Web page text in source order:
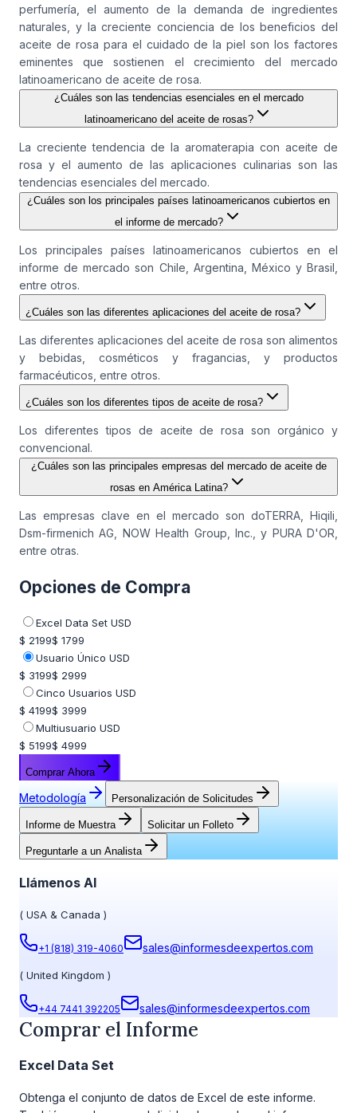
perfumería, el aumento de la demanda de ingredientes
naturales, y la creciente conciencia de los beneficios del
aceite de rosa para el cuidado de la piel son los factores
eminentes que sostienen el crecimiento del mercado
latinoamericano de aceite de rosa.
¿Cuáles son las tendencias esenciales en el mercado
latinoamericano del aceite de rosas?
La creciente tendencia de la aromaterapia con aceite de
rosa y el aumento de las aplicaciones culinarias son las
tendencias esenciales del mercado.
¿Cuáles son los principales países latinoamericanos cubiertos en
el informe de mercado?
Los principales países latinoamericanos cubiertos en el
informe de mercado son Chile, Argentina, México y Brasil,
entre otros.
¿Cuáles son las diferentes aplicaciones del aceite de rosa?
Las diferentes aplicaciones del aceite de rosa son alimentos
y bebidas, cosméticos y fragancias, y productos
farmacéuticos, entre otros.
¿Cuáles son los diferentes tipos de aceite de rosa?
Los diferentes tipos de aceite de rosa son orgánico y
convencional.
¿Cuáles son las principales empresas del mercado de aceite de
rosas en América Latina?
Las empresas clave en el mercado son doTERRA, Hiqili,
Dsm-firmenich AG, NOW Health Group, Inc., y PURA D'OR,
entre otras.
Opciones de Compra
Excel Data Set USD
$ 2199$ 1799
Usuario Único USD
$ 3199$ 2999
Cinco Usuarios USD
$ 4199$ 3999
Multiusuario USD
$ 5199$ 4999
Comprar Ahora
Metodología Personalización de Solicitudes
Informe de Muestra Solicitar un Folleto
Preguntarle a un Analista
Llámenos Al
( USA & Canada )
+1 (818) 319-4060 sales@informesdeexpertos.com
( United Kingdom )
+44 7441 392205 sales@informesdeexpertos.com
Comprar el Informe
Excel Data Set
Obtenga el conjunto de datos de Excel de este informe.